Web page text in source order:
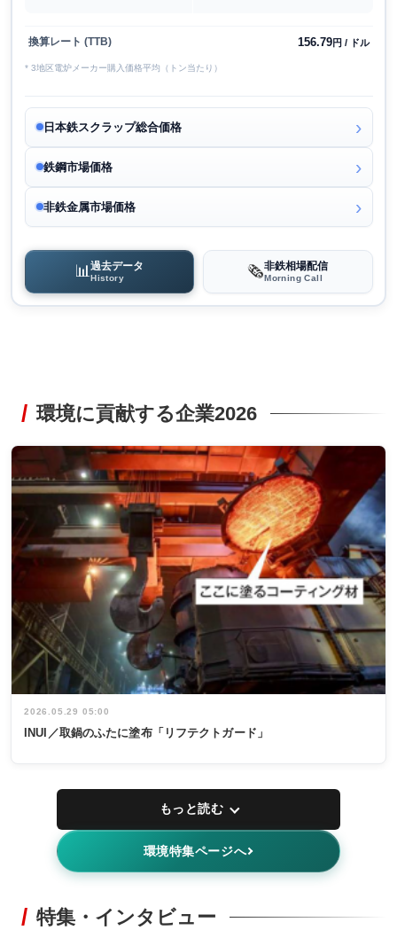
換算レート (TTB) 156.79円 / ドル
* 3地区電炉メーカー購入価格平均（トン当たり）
日本鉄スクラップ総合価格
鉄鋼市場価格
非鉄金属市場価格
📊過去データ
History 🗞️非鉄相場配信
Morning Call
環境に貢献する企業2026
2026.05.29 05:00
INUI／取鍋のふたに塗布「リフテクトガード」
もっと読む
環境特集ページへ
特集・インタビュー